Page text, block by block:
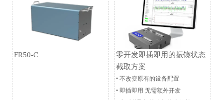
FR50-C
零开发即插即用的振镜状态
截取方案
• 不改变原有的设备配置
• 即插即用 无需额外开发